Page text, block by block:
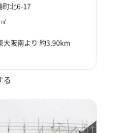
町北6-17
阪南より 約3.90km
る